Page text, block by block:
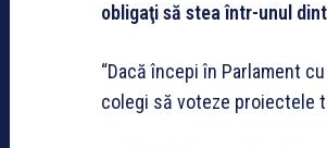
obligaţi să stea într-unul
“Dacă începi în Parlament
colegi să voteze proiectele